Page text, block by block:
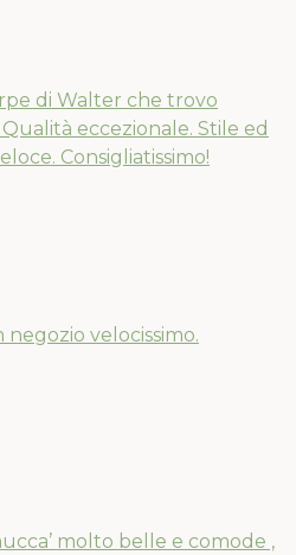
di Walter che trovo
eccezionale. Stile ed
Consigliatissimo!
velocissimo.
molto belle e comode ,
al checkout per
minima di 89€. Le
dal 24/08